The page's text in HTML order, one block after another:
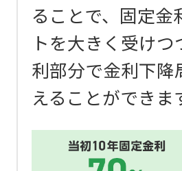
ることで、固定金
トを大きく受けつ
利部分で金利下降
えることができま